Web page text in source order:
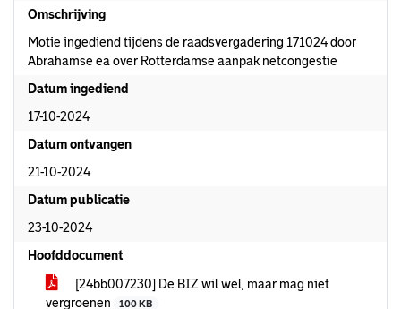
Omschrijving
Motie ingediend tijdens de raadsvergadering 171024 door
Abrahamse ea over Rotterdamse aanpak netcongestie
Datum ingediend
17-10-2024
Datum ontvangen
21-10-2024
Datum publicatie
23-10-2024
Hoofddocument
[24bb007230] De BIZ wil wel, maar mag niet
vergroenen
100 KB